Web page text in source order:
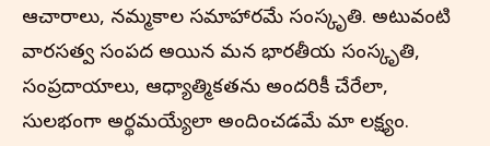
ఆచారాలు, నమ్మకాల సమాహారమే సంస్కృతి. అటువంటి
వారసత్వ సంపద అయిన మన భారతీయ సంస్కృతి,
సంప్రదాయాలు, ఆధ్యాత్మికతను అందరికీ చేరేలా,
సులభంగా అర్థమయ్యేలా అందించడమే మా లక్ష్యం.